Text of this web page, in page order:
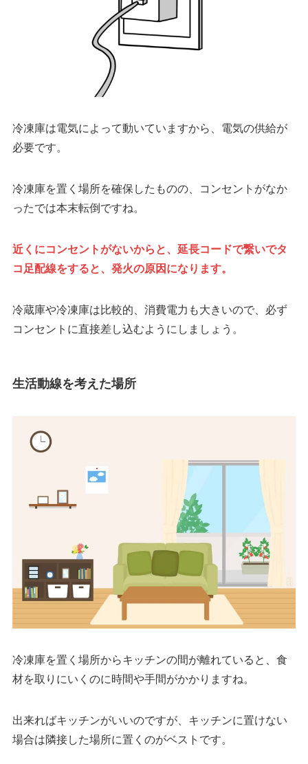
冷凍庫は電気によって動いていますから、電気の供給が
必要です。
冷凍庫を置く場所を確保したものの、コンセントがなか
ったでは本末転倒ですね。
近くにコンセントがないからと、延長コードで繋いでタ
コ足配線をすると、発火の原因になります。
冷蔵庫や冷凍庫は比較的、消費電力も大きいので、必ず
コンセントに直接差し込むようにしましょう。
生活動線を考えた場所
冷凍庫を置く場所からキッチンの間が離れていると、食
材を取りにいくのに時間や手間がかかりますね。
出来ればキッチンがいいのですが、キッチンに置けない
場合は隣接した場所に置くのがベストです。